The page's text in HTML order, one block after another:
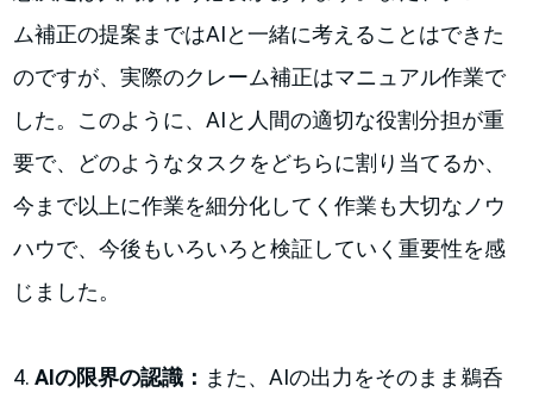
ム補正の提案まではAIと一緒に考えることはできた
のですが、実際のクレーム補正はマニュアル作業で
した。このように、AIと人間の適切な役割分担が重
要で、どのようなタスクをどちらに割り当てるか、
今まで以上に作業を細分化してく作業も大切なノウ
ハウで、今後もいろいろと検証していく重要性を感
じました。
4.AIの限界の認識： また、AIの出力をそのまま鵜呑